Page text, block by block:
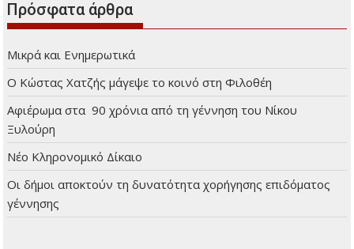
Πρόσφατα άρθρα
Μικρά και Ενημερωτικά
Ο Κώστας Χατζής μάγεψε το κοινό στη Φιλοθέη
Αφιέρωμα στα 90 χρόνια από τη γέννηση του Νίκου
Ξυλούρη
Νέο Κληρονομικό Δίκαιο
Οι δήμοι αποκτούν τη δυνατότητα χορήγησης επιδόματος
γέννησης